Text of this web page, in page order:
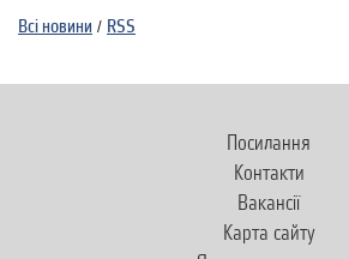
Всi новини / RSS
Посилання
Контакти
Вакансії
Карта сайту